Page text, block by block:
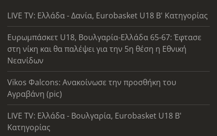
LIVE TV: Ελλάδα - Δανία, Eurobasket U18 Β' Κατηγορίας
Ευρωμπάσκετ U18, Βουλγαρία-Ελλάδα 65-67: Έφτασε
στη νίκη και θα παλέψει για την 5η θέση η Εθνική
Νεανίδων
Vikos Φalcons: Ανακοίνωσε την προσθήκη του
Αγραβάνη (pic)
LIVE TV: Ελλάδα - Βουλγαρία, Eurobasket U18 Β'
Κατηγορίας